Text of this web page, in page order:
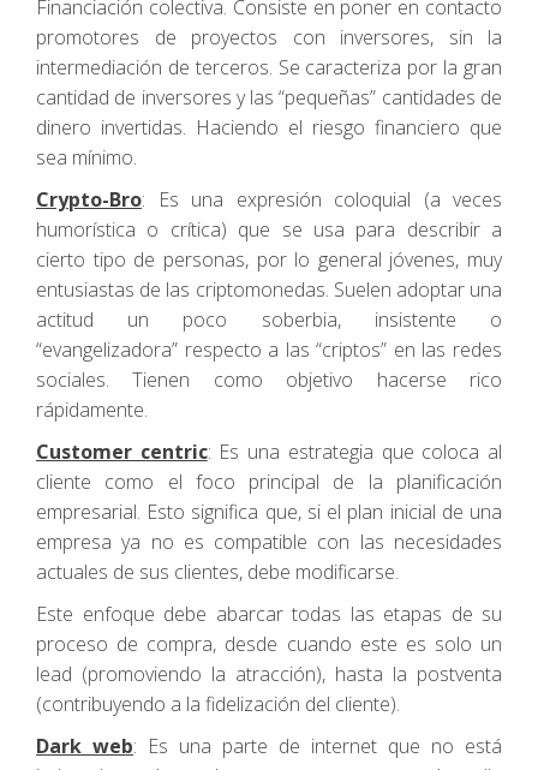
Financiación colectiva. Consiste en poner en contacto
promotores de proyectos con inversores, sin la
intermediación de terceros. Se caracteriza por la gran
cantidad de inversores y las “pequeñas” cantidades de
dinero invertidas. Haciendo el riesgo financiero que
sea mínimo.
Crypto-Bro: Es una expresión coloquial (a veces
humorística o crítica) que se usa para describir a
cierto tipo de personas, por lo general jóvenes, muy
entusiastas de las criptomonedas. Suelen adoptar una
actitud un poco soberbia, insistente o
“evangelizadora” respecto a las “criptos” en las redes
sociales. Tienen como objetivo hacerse rico
rápidamente.
Customer centric: Es una estrategia que coloca al
cliente como el foco principal de la planificación
empresarial. Esto significa que, si el plan inicial de una
empresa ya no es compatible con las necesidades
actuales de sus clientes, debe modificarse.
Este enfoque debe abarcar todas las etapas de su
proceso de compra, desde cuando este es solo un
lead (promoviendo la atracción), hasta la postventa
(contribuyendo a la fidelización del cliente).
Dark web: Es una parte de internet que no está